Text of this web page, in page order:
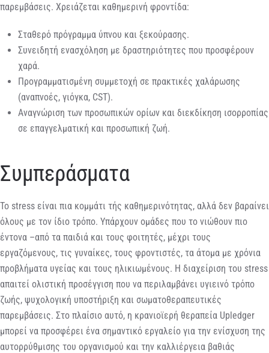
παρεμβάσεις. Χρειάζεται καθημερινή φροντίδα:
Σταθερό πρόγραμμα ύπνου και ξεκούρασης.
Συνειδητή ενασχόληση με δραστηριότητες που προσφέρουν
χαρά.
Προγραμματισμένη συμμετοχή σε πρακτικές χαλάρωσης
(αναπνοές, γιόγκα, CST).
Αναγνώριση των προσωπικών ορίων και διεκδίκηση ισορροπίας
σε επαγγελματική και προσωπική ζωή.
Συμπεράσματα
Το stress είναι πια κομμάτι τής καθημερινότητας, αλλά δεν βαραίνει
όλους με τον ίδιο τρόπο. Υπάρχουν ομάδες που το νιώθουν πιο
έντονα –από τα παιδιά και τους φοιτητές, μέχρι τους
εργαζόμενους, τις γυναίκες, τους φροντιστές, τα άτομα με χρόνια
προβλήματα υγείας και τους ηλικιωμένους. Η διαχείριση του stress
απαιτεί ολιστική προσέγγιση που να περιλαμβάνει υγιεινό τρόπο
ζωής, ψυχολογική υποστήριξη και σωματοθεραπευτικές
παρεμβάσεις. Στο πλαίσιο αυτό, η κρανιοϊερή θεραπεία Upledger
μπορεί να προσφέρει ένα σημαντικό εργαλείο για την ενίσχυση της
αυτορρύθμισης του οργανισμού και την καλλιέργεια βαθιάς